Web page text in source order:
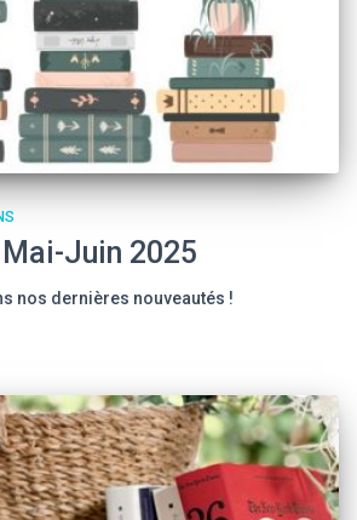
Juin 2025
nos dernières nouveautés !